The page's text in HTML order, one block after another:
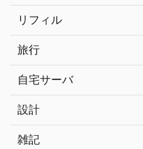
リフィル
旅行
自宅サーバ
設計
雑記